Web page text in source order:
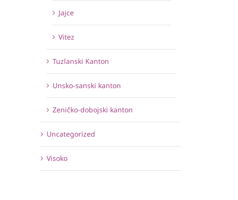
Jajce
Vitez
Tuzlanski Kanton
Unsko-sanski kanton
Zeničko-dobojski kanton
Uncategorized
Visoko